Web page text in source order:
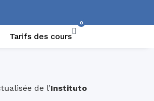
Tarifs des cours
0
de l’Instituto